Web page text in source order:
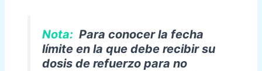
Nota:Para conocer la fecha
límite en la que debe recibir su
dosis de refuerzo para no